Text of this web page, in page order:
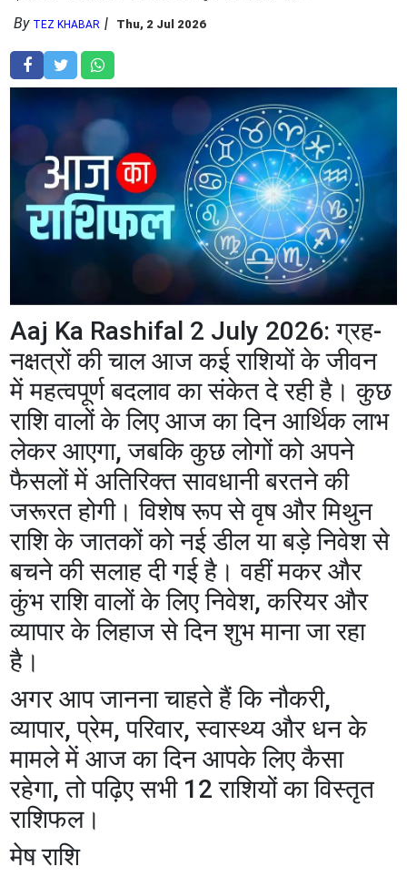
By TEZ KHABAR Thu, 2 Jul 2026
Aaj Ka Rashifal 2 July 2026: ग्रह-
नक्षत्रों की चाल आज कई राशियों के जीवन
में महत्वपूर्ण बदलाव का संकेत दे रही है। कुछ
राशि वालों के लिए आज का दिन आर्थिक लाभ
लेकर आएगा, जबकि कुछ लोगों को अपने
फैसलों में अतिरिक्त सावधानी बरतने की
जरूरत होगी। विशेष रूप से वृष और मिथुन
राशि के जातकों को नई डील या बड़े निवेश से
बचने की सलाह दी गई है। वहीं मकर और
कुंभ राशि वालों के लिए निवेश, करियर और
व्यापार के लिहाज से दिन शुभ माना जा रहा
है।
अगर आप जानना चाहते हैं कि नौकरी,
व्यापार, प्रेम, परिवार, स्वास्थ्य और धन के
मामले में आज का दिन आपके लिए कैसा
रहेगा, तो पढ़िए सभी 12 राशियों का विस्तृत
राशिफल।
मेष राशि